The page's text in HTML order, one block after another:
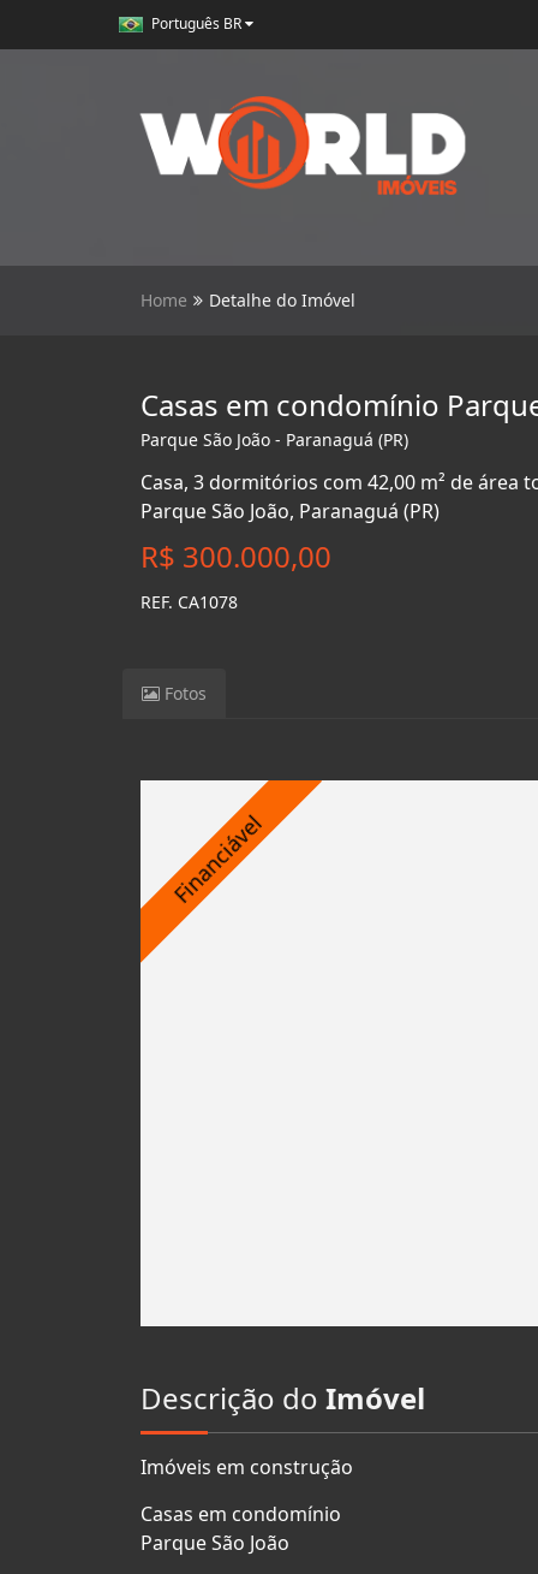
Português BR
Home Detalhe do Imóvel
Casas em condomínio
Parque São João - Paranaguá (PR)
Casa, 3 dormitórios com 42,00 m² de área
Parque São João, Paranaguá (PR)
R$ 300.000,00
REF. CA1078
Fotos
Descrição do Imóvel
Imóveis em construção
Casas em condomínio
Parque São João